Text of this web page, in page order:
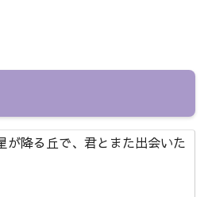
が降る丘で、君とまた出会いた